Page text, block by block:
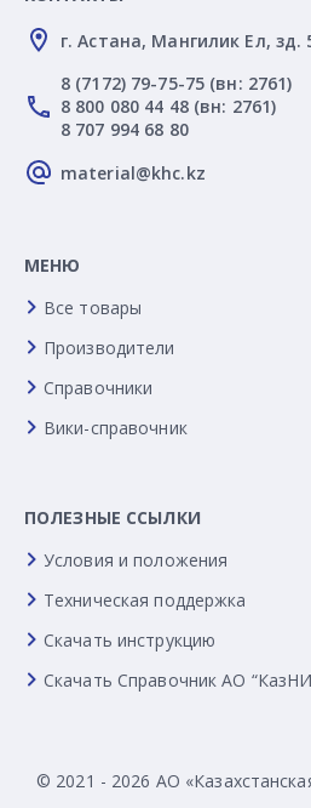
г. Астана, Мангилик Ел, зд.
8 (7172) 79-75-75 (вн: 2761)
8 800 080 44 48 (вн: 2761)
8 707 994 68 80
material@khc.kz
МЕНЮ
Все товары
Производители
Справочники
Вики-справочник
ПОЛЕЗНЫЕ ССЫЛКИ
Условия и положения
Техническая поддержка
Скачать инструкцию
Скачать Справочник АО
© 2021 - 2026 АО